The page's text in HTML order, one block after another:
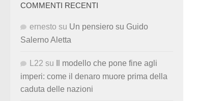
COMMENTI RECENTI
ernesto su Un pensiero su Guido
Salerno Aletta
L22 su
Il modello che pone fine agli
imperi: come il denaro muore prima della
caduta delle nazioni